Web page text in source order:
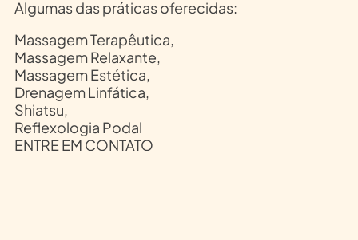
Algumas das práticas oferecidas:
Massagem Terapêutica,
Massagem Relaxante,
Massagem Estética,
Drenagem Linfática,
Shiatsu,
Reflexologia Podal
ENTRE EM CONTATO